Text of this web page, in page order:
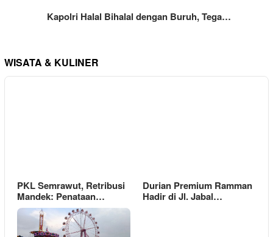
Kapolri Halal Bihalal dengan Buruh, Tega…
WISATA & KULINER
PKL Semrawut, Retribusi
Mandek: Penataan…
Durian Premium Ramman
Hadir di Jl. Jabal…